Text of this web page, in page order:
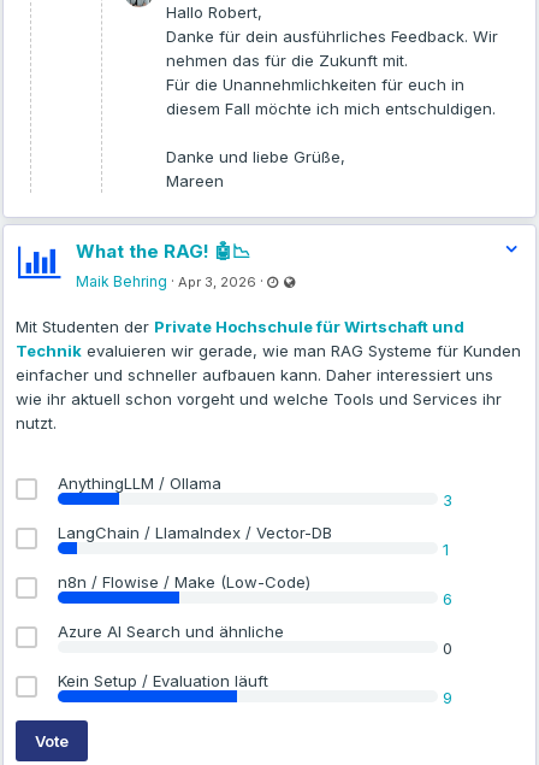
mit sauberen Fallback-Anreden zu
versenden. Nur so können wir gemeinsam
ein professionelles und vor allem sicheres
Bild beim Endkunden abgeben.
Robert
Hallo Robert,
Danke für dein ausführliches Feedback. Wir
nehmen das für die Zukunft mit.
Für die Unannehmlichkeiten für euch in
diesem Fall möchte ich mich entschuldigen.
Danke und liebe Grüße,
Mareen
What the RAG! 🤖📉
Maik Behring · Apr 3, 2026 · Last updated Apr 3, 2026 - 12:00 PM
Mit Studenten der Private Hochschule für Wirtschaft und
Technik evaluieren wir gerade, wie man RAG Systeme für Kunden
einfacher und schneller aufbauen kann. Daher interessiert uns
wie ihr aktuell schon vorgeht und welche Tools und Services ihr
nutzt.
AnythingLLM / Ollama
3
LangChain / LlamaIndex / Vector-DB
1
n8n / Flowise / Make (Low-Code)
6
Azure AI Search und ähnliche
0
Kein Setup / Evaluation läuft
9
Vote